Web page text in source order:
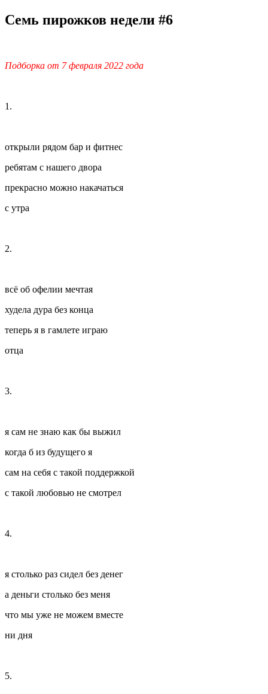
Семь пирожков недели #6
Подборка от 7 февраля 2022 года
1.
открыли рядом бар и фитнес
ребятам с нашего двора
прекрасно можно накачаться
с утра
2.
всё об офелии мечтая
худела дура без конца
теперь я в гамлете играю
отца
3.
я сам не знаю как бы выжил
когда б из будущего я
сам на себя с такой поддержкой
с такой любовью не смотрел
4.
я столько раз сидел без денег
а деньги столько без меня
что мы уже не можем вместе
ни дня
5.